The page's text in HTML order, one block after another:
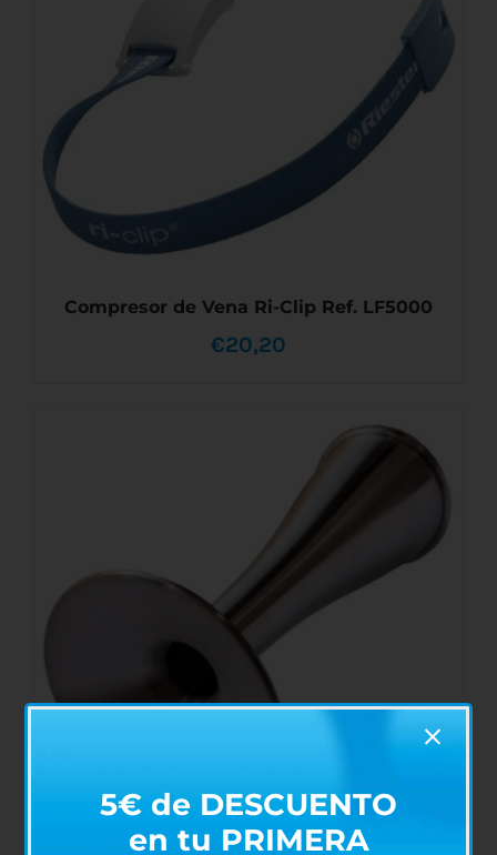
DETALLES
Compresor de Vena Ri-Clip Ref. LF5000
€20,20
5€ de DESCUENTO
en tu PRIMERA